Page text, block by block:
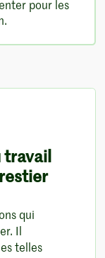
pour les
travail
qui
Il
telles